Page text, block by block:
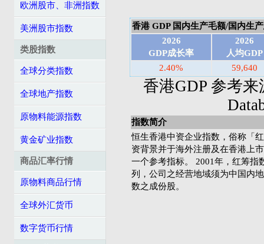
欧洲股市、非洲指数
美洲股市指数
类股指数
全球分类指数
全球地产指数
原物料能源指数
黄金矿业指数
商品汇率行情
原物料商品行情
全球外汇货币
数字货币行情
香港 GDP 国内生产毛额/国内生
2026
GDP成长率
2026
人均GDP
2.40%
59,640
香港GDP 参考来
指数简介
恒生香港中资企业指数，俗称「
资背景并于海外注册及在香港上
一个参考指标。 2001年，红筹指
列，公司之经营地域须为中国内
数之成份股。